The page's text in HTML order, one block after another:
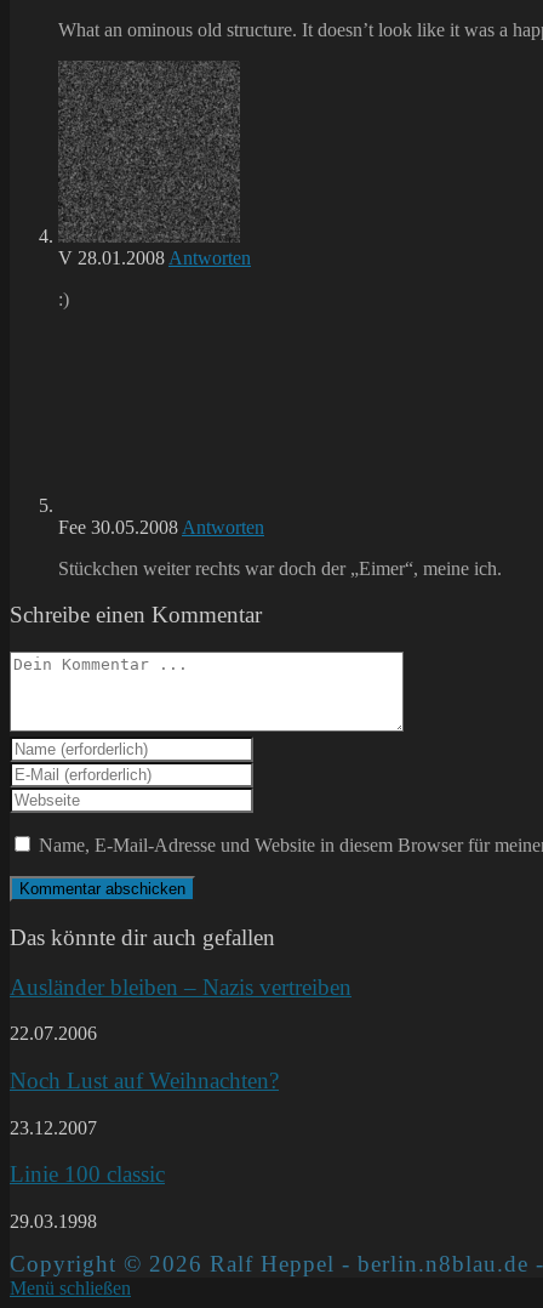
What an ominous old structure. It doesn’t look like it was a
V 28.01.2008 Antworten
:)
Fee 30.05.2008 Antworten
Stückchen weiter rechts war doch der „Eimer“, meine ich.
Schreibe einen Kommentar
Kommentieren
Gib
deinen
Namen
oder
Benutzernamen
zum
Kommentieren
ein
Gib
deine
E-
Mail-
Adresse
zum
Kommentieren
Gib
deine
Website-
ein
(optional)
Name, E-Mail-Adresse und Website in diesem Browser für
Das könnte dir auch gefallen
Ausländer bleiben – Nazis vertreiben
22.07.2006
Noch Lust auf Weihnachten?
23.12.2007
Linie 100 classic
29.03.1998
Copyright © 2026 Ralf Heppel - berlin.n8blau.de
Menü schließen